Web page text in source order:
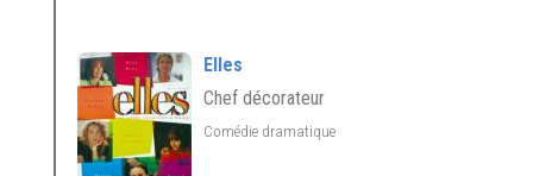
Elles
Chef décorateur
Comédie dramatique